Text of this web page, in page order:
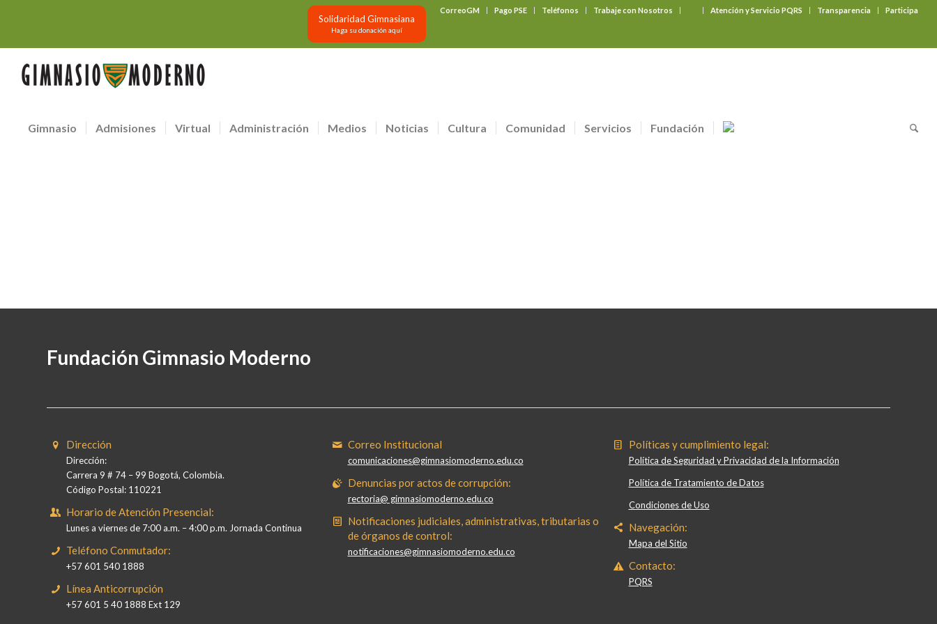
CorreoGM Pago PSE Teléfonos Trabaje con Nosotros Atención y Servicio PQRS Transparencia Participa
Solidaridad Gimnasiana
Haga su donación aquí
Gimnasio Admisiones Virtual Administración Medios Noticias Cultura Comunidad Servicios Fundación
Fundación Gimnasio Moderno
Dirección
Dirección:
Carrera 9 # 74 – 99 Bogotá, Colombia.
Código Postal: 110221
Horario de Atención Presencial:
Lunes a viernes de 7:00 a.m. – 4:00 p.m. Jornada Continua
Teléfono Conmutador:
+57 601 540 1888
Línea Anticorrupción
+57 601 5 40 1888 Ext 129
Correo Institucional
comunicaciones@gimnasiomoderno.edu.co
Denuncias por actos de corrupción:
rectoria@ gimnasiomoderno.edu.co
Notificaciones judiciales, administrativas, tributarias o
de órganos de control:
notificaciones@gimnasiomoderno.edu.co
Políticas y cumplimiento legal:
Política de Seguridad y Privacidad de la Información
Política de Tratamiento de Datos
Condiciones de Uso
Navegación:
Mapa del Sitio
Contacto:
PQRS